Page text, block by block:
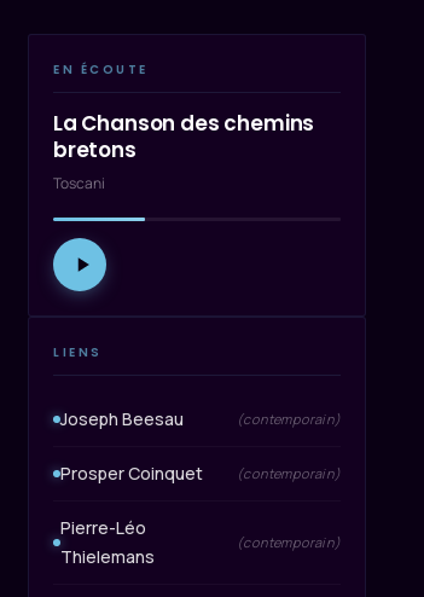
EN ÉCOUTE
La Chanson des chemins
bretons
Toscani
LIENS
Joseph Beesau (contemporain)
Prosper Coinquet (contemporain)
Pierre-Léo
Thielemans
(contemporain)